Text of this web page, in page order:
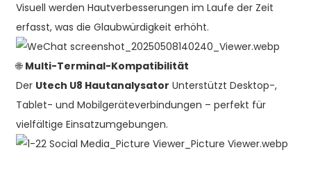
Visuell werden Hautverbesserungen im Laufe der Zeit
erfasst, was die Glaubwürdigkeit erhöht.
🌐 Multi-Terminal-Kompatibilität
Der Utech U8 Hautanalysator Unterstützt Desktop-,
Tablet- und Mobilgeräteverbindungen – perfekt für
vielfältige Einsatzumgebungen.